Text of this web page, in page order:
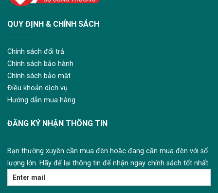
QUY ĐỊNH & CHÍNH SÁCH
Chính sách đổi trả
Chính sách bảo hành
Chính sách bảo mật
Điều khoản dịch vụ
Hướng dẫn mua hàng
ĐĂNG KÝ NHẬN THÔNG TIN
Bạn thường xuyên cần mua đèn hoặc đang cần mua đèn với số
lượng lớn. Hãy để lại thông tin để nhận ngay chính sách tốt nhất.